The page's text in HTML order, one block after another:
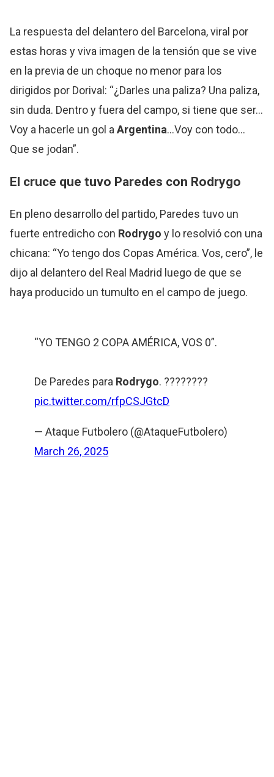
La respuesta del delantero del Barcelona, viral por
estas horas y viva imagen de la tensión que se vive
en la previa de un choque no menor para los
dirigidos por Dorival: “¿Darles una paliza? Una paliza,
sin duda. Dentro y fuera del campo, si tiene que ser…
Voy a hacerle un gol a Argentina…Voy con todo…
Que se jodan”.
El cruce que tuvo Paredes con Rodrygo
En pleno desarrollo del partido, Paredes tuvo un
fuerte entredicho con Rodrygo y lo resolvió con una
chicana: “Yo tengo dos Copas América. Vos, cero”, le
dijo al delantero del Real Madrid luego de que se
haya producido un tumulto en el campo de juego.
“YO TENGO 2 COPA AMÉRICA, VOS 0”.
De Paredes para Rodrygo. ????????
pic.twitter.com/rfpCSJGtcD
— Ataque Futbolero (@AtaqueFutbolero)
March 26, 2025